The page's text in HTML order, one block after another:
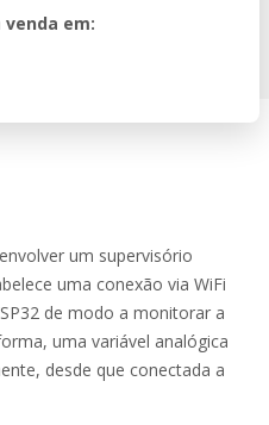
em:
um supervisório
uma conexão via WiFi
de modo a monitorar a
uma variável analógica
desde que conectada a